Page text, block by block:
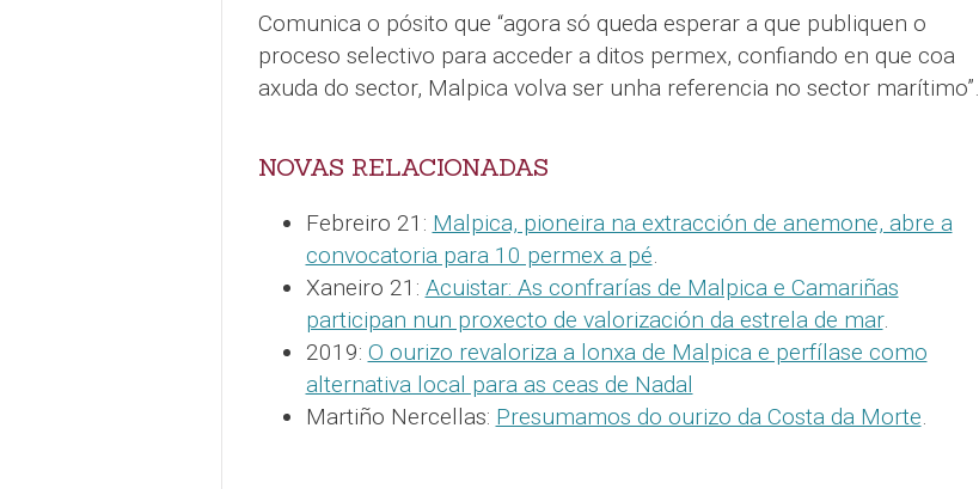
Comunica o pósito que “agora só queda esperar a que publiquen o
proceso selectivo para acceder a ditos permex, confiando en que coa
axuda do sector, Malpica volva ser unha referencia no sector marítimo”.
NOVAS RELACIONADAS
Febreiro 21: Malpica, pioneira na extracción de anemone, abre a
convocatoria para 10 permex a pé.
Xaneiro 21: Acuistar: As confrarías de Malpica e Camariñas
participan nun proxecto de valorización da estrela de mar.
2019: O ourizo revaloriza a lonxa de Malpica e perfílase como
alternativa local para as ceas de Nadal
Martiño Nercellas: Presumamos do ourizo da Costa da Morte.